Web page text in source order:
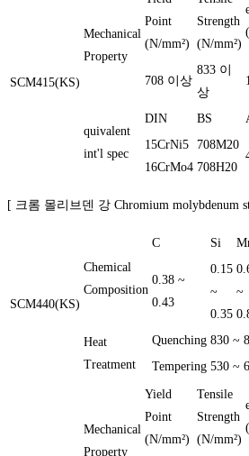
SCM415(KS)
Mechanical
Property
Point
(N/mm²)
Strength
(N/mm²)
708 이상
833 이
상
quivalent
int'l spec
DIN BS
15CrNi5
16CrMo4
708M20
708H20
[ 크롬 몰리브덴 강 Chromium molybdenum
SCM440(KS)
Chemical
Composition
C Si
0.38 ~
0.43
0.15
~
0.35
~
Heat
Treatment
Quenching 830 ~
Tempering 530 ~
Mechanical
Property
Yield
Point
(N/mm²)
Tensile
Strength
(N/mm²)